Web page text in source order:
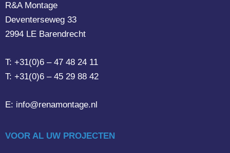
R&A Montage
Deventerseweg 33
2994 LE Barendrecht
T: +31(0)6 – 47 48 24 11
T: +31(0)6 – 45 29 88 42
E: info@renamontage.nl
VOOR AL UW PROJECTEN